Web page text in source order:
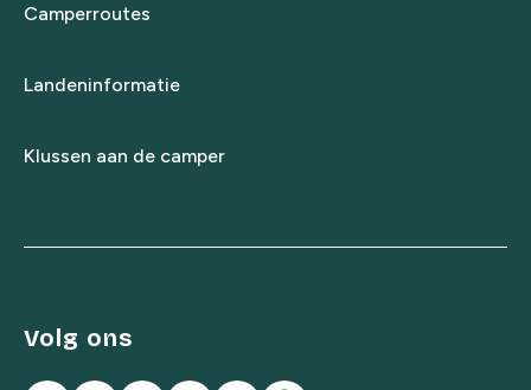
Camperroutes
Landeninformatie
Klussen aan de camper
Volg ons